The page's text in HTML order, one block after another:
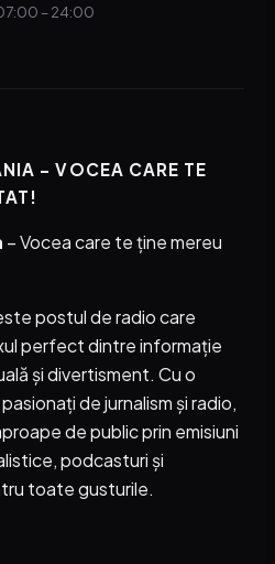
– 24:00
– VOCEA CARE TE
– Vocea care te ține mereu
postul de radio care
perfect dintre informație
și divertisment. Cu o
de jurnalism și radio,
de public prin emisiuni
podcasturi și
toate gusturile.